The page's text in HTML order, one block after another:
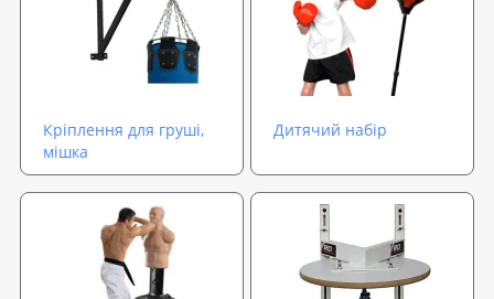
Кріплення для груші,
мішка
Дитячий набір